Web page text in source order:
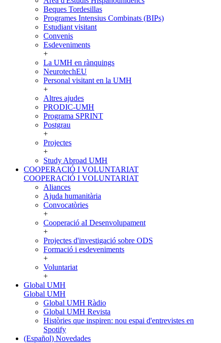
Beques Tordesillas
Programes Intensius Combinats (BIPs)
Estudiant visitant
Convenis
Esdeveniments
+
La UMH en rànquings
NeurotechEU
Personal visitant en la UMH
+
Altres ajudes
PRODIC-UMH
Programa SPRINT
Postgrau
+
Projectes
+
Study Abroad UMH
COOPERACIÓ I VOLUNTARIAT
COOPERACIÓ I VOLUNTARIAT
Aliances
Ajuda humanitària
Convocatòries
+
Cooperació aI Desenvolupament
+
Projectes d'investigació sobre ODS
Formació i esdeveniments
+
Voluntariat
+
Global UMH
Global UMH
Global UMH Ràdio
Global UMH Revista
Històries que inspiren: nou espai d'entrevistes en
Spotify
(Español) Novedades